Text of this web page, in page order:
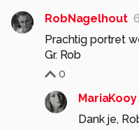
RobNagelhout
Prachtig portret
Gr. Rob
0
MariaKooy
Dank je,